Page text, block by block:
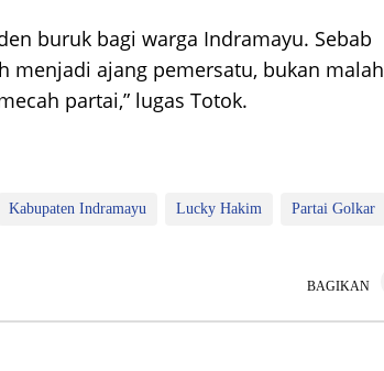
buruk bagi warga Indramayu. Sebab
menjadi ajang pemersatu, bukan malah
partai,” lugas Totok.
Kabupaten Indramayu Lucky Hakim Partai Golkar
BAGIKAN